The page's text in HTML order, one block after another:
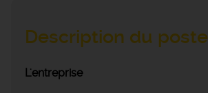
Description du poste
L'entreprise